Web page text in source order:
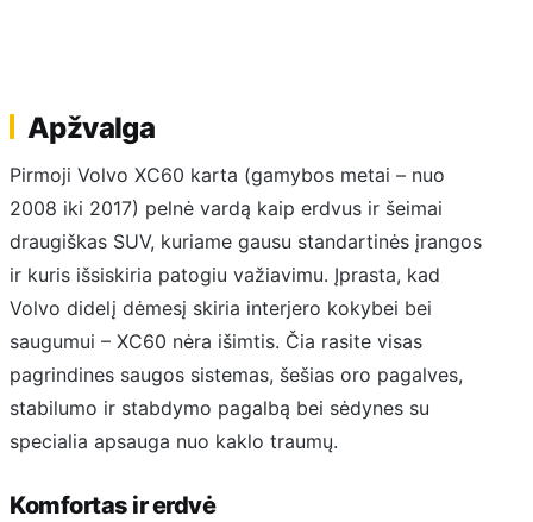
Apžvalga
Pirmoji Volvo XC60 karta (gamybos metai – nuo
2008 iki 2017) pelnė vardą kaip erdvus ir šeimai
draugiškas SUV, kuriame gausu standartinės įrangos
ir kuris išsiskiria patogiu važiavimu. Įprasta, kad
Volvo didelį dėmesį skiria interjero kokybei bei
saugumui – XC60 nėra išimtis. Čia rasite visas
pagrindines saugos sistemas, šešias oro pagalves,
stabilumo ir stabdymo pagalbą bei sėdynes su
specialia apsauga nuo kaklo traumų.
Komfortas ir erdvė